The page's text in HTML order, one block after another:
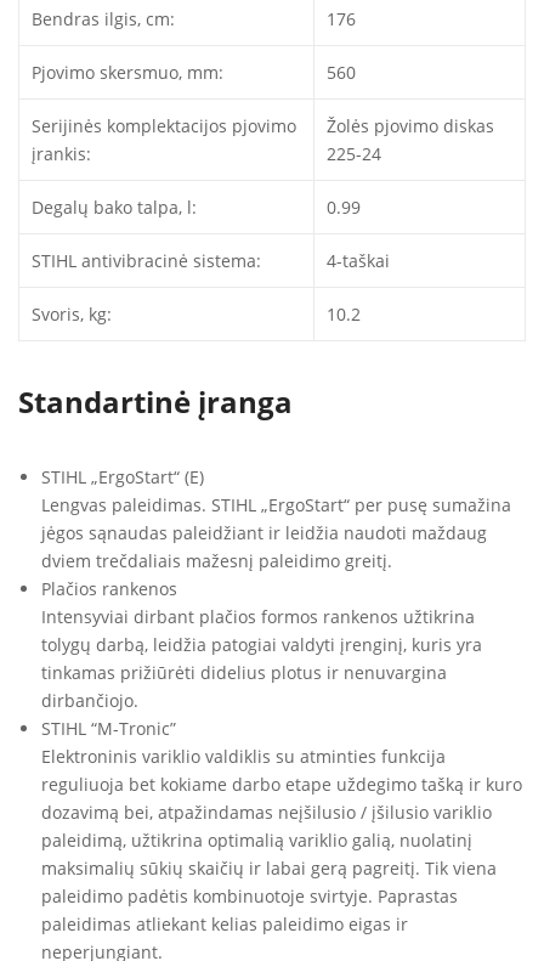
Bendras ilgis, cm: 176
Pjovimo skersmuo, mm: 560
Serijinės komplektacijos pjovimo
įrankis:
Žolės pjovimo diskas
225-24
Degalų bako talpa, l: 0.99
STIHL antivibracinė sistema: 4-taškai
Svoris, kg: 10.2
Standartinė įranga
STIHL „ErgoStart“ (E)
Lengvas paleidimas. STIHL „ErgoStart“ per pusę sumažina
jėgos sąnaudas paleidžiant ir leidžia naudoti maždaug
dviem trečdaliais mažesnį paleidimo greitį.
Plačios rankenos
Intensyviai dirbant plačios formos rankenos užtikrina
tolygų darbą, leidžia patogiai valdyti įrenginį, kuris yra
tinkamas prižiūrėti didelius plotus ir nenuvargina
dirbančiojo.
STIHL “M-Tronic”
Elektroninis variklio valdiklis su atminties funkcija
reguliuoja bet kokiame darbo etape uždegimo tašką ir kuro
dozavimą bei, atpažindamas neįšilusio / įšilusio variklio
paleidimą, užtikrina optimalią variklio galią, nuolatinį
maksimalių sūkių skaičių ir labai gerą pagreitį. Tik viena
paleidimo padėtis kombinuotoje svirtyje. Paprastas
paleidimas atliekant kelias paleidimo eigas ir
neperjungiant.